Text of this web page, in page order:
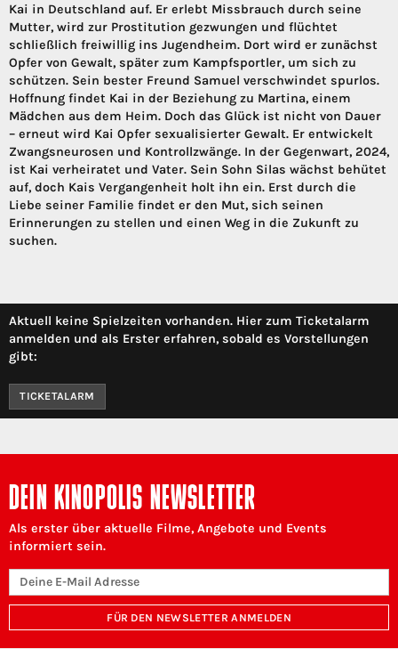
Kai in Deutschland auf. Er erlebt Missbrauch durch seine
Mutter, wird zur Prostitution gezwungen und flüchtet
schließlich freiwillig ins Jugendheim. Dort wird er zunächst
Opfer von Gewalt, später zum Kampfsportler, um sich zu
schützen. Sein bester Freund Samuel verschwindet spurlos.
Hoffnung findet Kai in der Beziehung zu Martina, einem
Mädchen aus dem Heim. Doch das Glück ist nicht von Dauer
– erneut wird Kai Opfer sexualisierter Gewalt. Er entwickelt
Zwangsneurosen und Kontrollzwänge. In der Gegenwart, 2024,
ist Kai verheiratet und Vater. Sein Sohn Silas wächst behütet
auf, doch Kais Vergangenheit holt ihn ein. Erst durch die
Liebe seiner Familie findet er den Mut, sich seinen
Erinnerungen zu stellen und einen Weg in die Zukunft zu
suchen.
Aktuell keine Spielzeiten vorhanden. Hier zum Ticketalarm
anmelden und als Erster erfahren, sobald es Vorstellungen
gibt:
TICKETALARM
DEIN KINOPOLIS NEWSLETTER
Als erster über aktuelle Filme, Angebote und Events
informiert sein.
FÜR DEN NEWSLETTER ANMELDEN